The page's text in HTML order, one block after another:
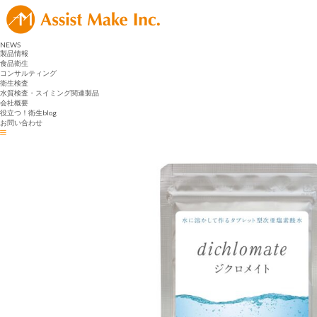
NEWS
製品情報
食品衛生
コンサルティング
衛生検査
水質検査・スイミング関連製品
会社概要
役立つ！衛生blog
お問い合わせ